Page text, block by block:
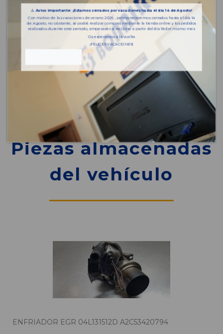
Piezas almacenadas
del vehículo
ENFRIADOR EGR 04L131512D A2C53420794
⚠️Aviso importante: ¡Estamos cerrados por vacaciones hasta el día 14 de Agosto!
Con motivo de las vacaciones de verano 2026 , permaneceremos cerrados hasta el día 14
de Agosto, no obstante, se podrá realizar compras mediante la tienda online y los pedidos
realizados durante este periodo, empezarán a recibirse a partir del día 18 del mismo mes.
Os esperamos a la vuelta
¡FELICES VACACIONES!